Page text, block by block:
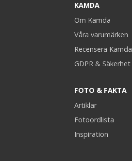
KAMDA
Om Kamda
Våra varumärken
Recensera Kamda
GDPR & Säkerhet
FOTO & FAKTA
Artiklar
Fotoordlista
Inspiration